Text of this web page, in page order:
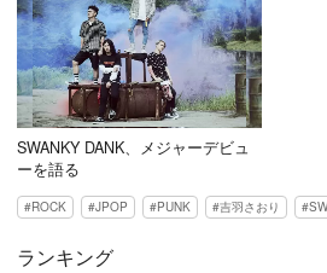
SWANKY DANK、メジャーデビュ
ーを語る
ROCK JPOP PUNK 吉羽さおり
ランキング